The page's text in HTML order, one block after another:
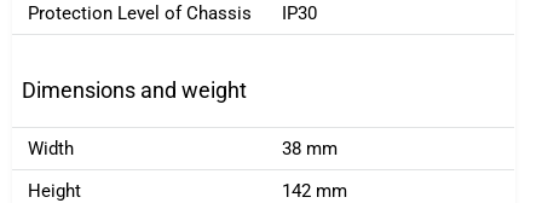
Protection Level of Chassis
IP30
Dimensions and weight
Width
38 mm
Height
142 mm